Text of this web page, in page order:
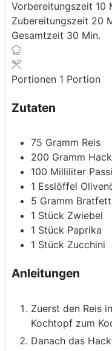
Vorbereitungszeit 10
Zubereitungszeit 20
Gesamtzeit 30 Minuten
Min.
Portionen 1 Portion
Zutaten
75 Gramm Reis
200 Gramm
100 Milliliter
1 Esslöffel
5 Gramm Bratfett
1 Stück Zwiebel
1 Stück Paprika
1 Stück Zucchini
Anleitungen
Zuerst den Reis
Kochtopf zum
Danach das